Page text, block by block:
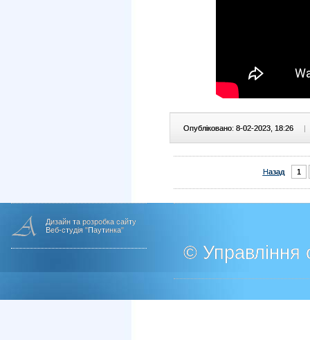
Опубліковано: 8-02-2023, 18:26 |
Назад 1
Дизайн та розробка сайту
Веб-студія "Паутинка"
© Управління